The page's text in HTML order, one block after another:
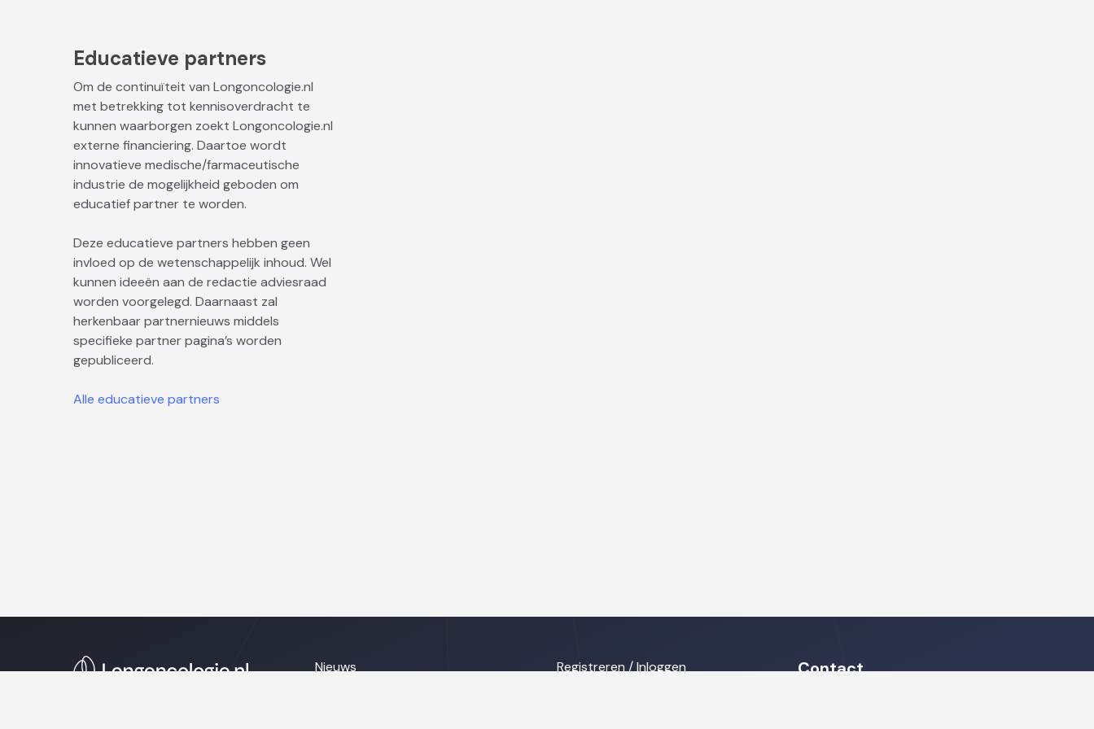
Educatieve partners
Om de continuïteit van Longoncologie.nl
met betrekking tot kennisoverdracht te
kunnen waarborgen zoekt Longoncologie.nl
externe financiering. Daartoe wordt
innovatieve medische/farmaceutische
industrie de mogelijkheid geboden om
educatief partner te worden.
Deze educatieve partners hebben geen
invloed op de wetenschappelijk inhoud. Wel
kunnen ideeën aan de redactie adviesraad
worden voorgelegd. Daarnaast zal
herkenbaar partnernieuws middels
specifieke partner pagina’s worden
gepubliceerd.
Alle educatieve partners
Nieuws
Registreren / Inloggen
Contact